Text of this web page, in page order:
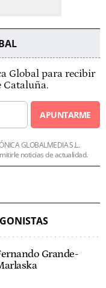
Global para recibir
Cataluña.
APUNTARME
GLOBALMEDIA S.L.
noticias de actualidad.
Grande-